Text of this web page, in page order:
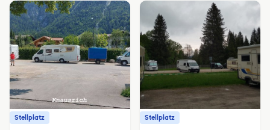
Stellplatz Stellplatz